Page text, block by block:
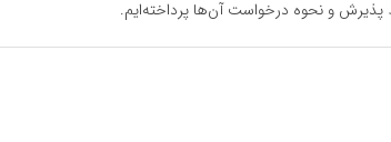
پذیرش و نحوه درخواست آن‌ها پرداخته‌ایم.